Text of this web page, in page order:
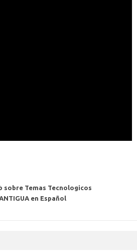
sobre Temas Tecnologicos
en Español